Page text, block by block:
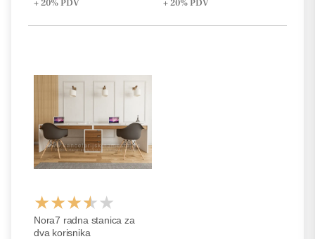
+ 20%PDV + 20%PDV
Nora7 radna stanica za
dva korisnika